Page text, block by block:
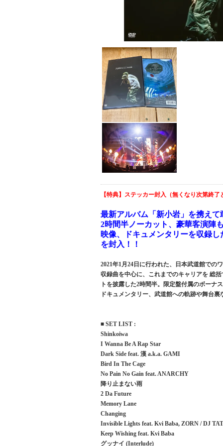
【特典】ステッカー封入（無くなり次第終了
最新アルバム「新小岩」を携え
2時間半ノーカット、豪華客演陣
映像、ドキュメンタリーを収録
を封入！！
2021年1月24日に行われた、日本武道館での
収録曲を中心に、これまでのキャリアを 総
トを披露した2時間半。限定盤付属のボー
ドキュメンタリー、武道館への軌跡や舞台
■ SET LIST :
Shinkoiwa
I Wanna Be A Rap Star
Dark Side feat. 漢 a.k.a. GAMI
Bird In The Cage
No Pain No Gain feat. ANARCHY
降り止まない雨
2 Da Future
Memory Lane
Changing
Invisible Lights feat. Kvi Baba, ZORN / DJ
Keep Wishing feat. Kvi Baba
グッナイ (Interlude)